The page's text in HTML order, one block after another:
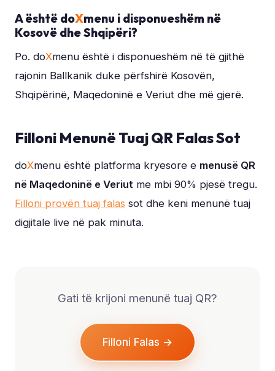
A është doXmenu i disponueshëm në
Kosovë dhe Shqipëri?
Po. doXmenu është i disponueshëm në të gjithë
rajonin Ballkanik duke përfshirë Kosovën,
Shqipërinë, Maqedoninë e Veriut dhe më gjerë.
Filloni Menunë Tuaj QR Falas Sot
doXmenu është platforma kryesore e menusë QR
në Maqedoninë e Veriut me mbi 90% pjesë tregu.
Filloni provën tuaj falas sot dhe keni menunë tuaj
digjitale live në pak minuta.
Gati të krijoni menunë tuaj QR?
Filloni Falas →